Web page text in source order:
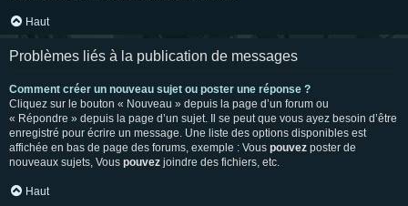
Haut
Problèmes liés à la publication de messages
Comment créer un nouveau sujet ou poster une réponse ?
Cliquez sur le bouton « Nouveau » depuis la page d’un forum ou
« Répondre » depuis la page d’un sujet. Il se peut que vous ayez besoin d’être
enregistré pour écrire un message. Une liste des options disponibles est
affichée en bas de page des forums, exemple : Vous pouvez poster de
nouveaux sujets, Vous pouvez joindre des fichiers, etc.
Haut